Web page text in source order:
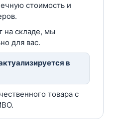
стоимость и
на складе, мы
для вас.
в
товара с